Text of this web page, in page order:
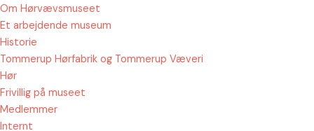
Om Hørvævsmuseet
Et arbejdende museum
Historie
Tommerup Hørfabrik og Tommerup Væveri
Hør
Frivillig på museet
Medlemmer
Internt